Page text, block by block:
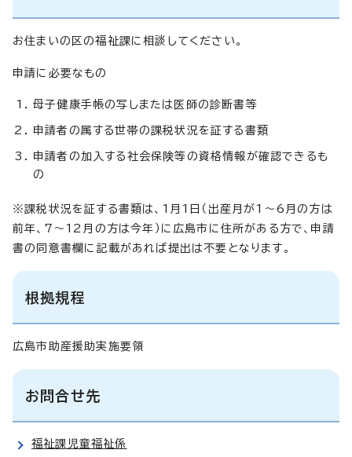
お住まいの区の福祉課に相談してください。
申請に必要なもの
母子健康手帳の写しまたは医師の診断書等
申請者の属する世帯の課税状況を証する書類
申請者の加入する社会保険等の資格情報が確認できるも
の
※課税状況を証する書類は、1月1日（出産月が1～6月の方は
前年、7～12月の方は今年）に広島市に住所がある方で、申請
書の同意書欄に記載があれば提出は不要となります。
根拠規程
広島市助産援助実施要領
お問合せ先
福祉課児童福祉係